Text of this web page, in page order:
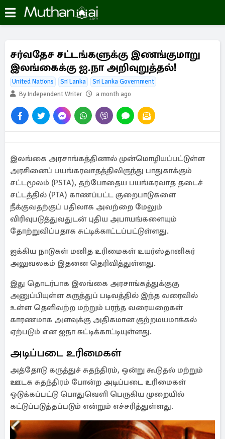
சர்வதேச சட்டங்களுக்கு இணங்குமாறு
இலங்கைக்கு ஐ.நா அறிவுறுத்தல்!
United Nations Sri Lanka
Sri Lanka Government
By Independent Writer
a month ago
இலங்கை அரசாங்கத்தினால் முன்மொழியப்பட்டுள்ள
அரசினைப் பயங்கரவாதத்திலிருந்து பாதுகாக்கும்
சட்டமூலம் (PSTA), தற்போதைய பயங்கரவாத தடைச்
சட்டத்தில் (PTA) காணப்பட்ட குறைபாடுகளை
நீக்குவதற்குப் பதிலாக அவற்றை மேலும்
விரிவுபடுத்துவதுடன் புதிய அபாயங்களையும்
தோற்றுவிப்பதாக சுட்டிக்காட்டப்பட்டுள்ளது.
ஐக்கிய நாடுகள் மனித உரிமைகள் உயர்ஸ்தானிகர்
அலுவலகம் இதனை தெரிவித்துள்ளது.
இது தொடர்பாக இலங்கை அரசாங்கத்துக்குகு
அனுப்பியுள்ள கருத்துப் படிவத்தில் இந்த வரைவில்
உள்ள தெளிவற்ற மற்றும் பரந்த வரையறைகள்
காரணமாக அளவுக்கு அதிகமான குற்றமயமாக்கல்
ஏற்படும் என ஐநா சுட்டிக்காட்டியுள்ளது.
அடிப்படை உரிமைகள்
அத்தோடு கருத்துச் சுதந்திரம், ஒன்று கூடுதல் மற்றும்
ஊடக சுதந்திரம் போன்ற அடிப்படை உரிமைகள்
ஒடுக்கப்பட்டு பொதுவெளி பெருகிய முறையில்
கட்டுப்படுத்தப்படும் என்றும் எச்சரித்துள்ளது.